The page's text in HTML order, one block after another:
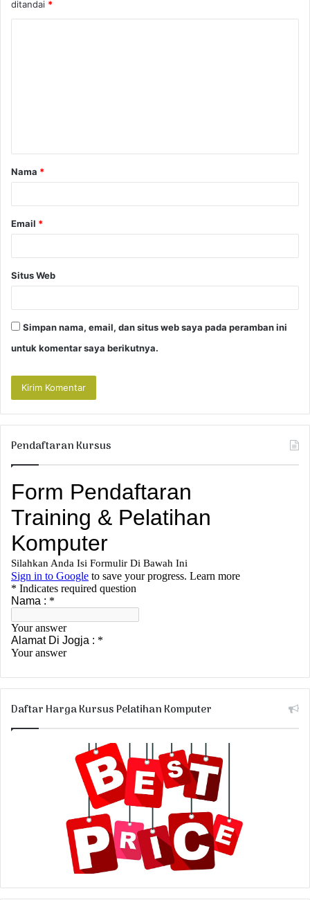
ditandai *
a
r
Nama *
Email *
Situs Web
Simpan nama, email, dan situs web saya pada peramban ini
untuk komentar saya berikutnya.
Pendaftaran Kursus
Daftar Harga Kursus Pelatihan Komputer